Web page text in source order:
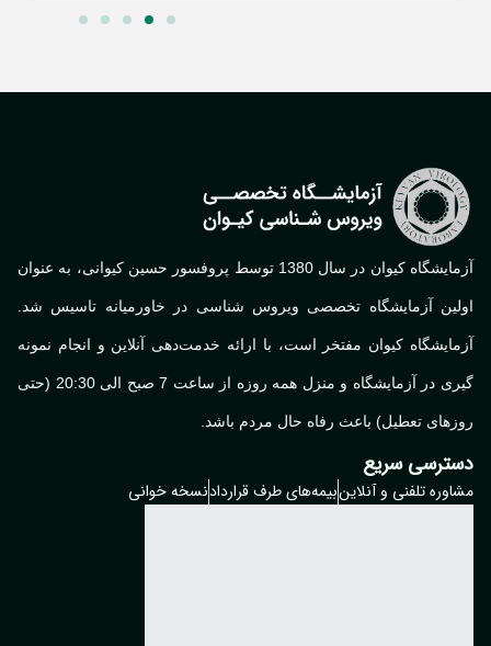
آزمایشگاه کیوان در سال 1380 توسط پروفسور حسین کیوانی، به عنوان
آزمایشگاه تخصصی ویروس شناسی در خاورمیانه تاسیس شد.
کیوان مفتخر است، با ارائه خدمت‌دهی آنلاین و انجام نمونه
گیری در آزمایشگاه و منزل همه روزه از ساعت 7 صبح الی 20:30 (حتی
تعطیل) باعث رفاه حال مردم باشد.
سریع
تلفنی و آنلاینبیمه‌های طرف قراردادنسخه خوانی